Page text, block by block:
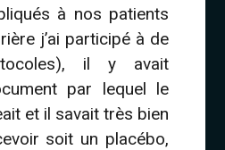
à nos patients
j’ai participé à de
il y avait
par lequel le
et il savait très bien
soit un placébo,